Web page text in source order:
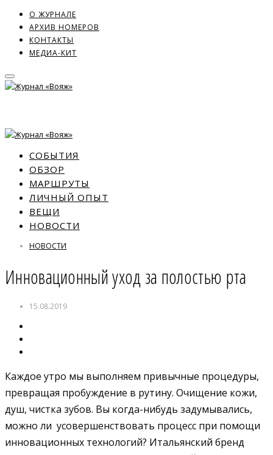
О ЖУРНАЛЕ
АРХИВ НОМЕРОВ
КОНТАКТЫ
МЕДИА-КИТ
СОБЫТИЯ
ОБЗОР
МАРШРУТЫ
ЛИЧНЫЙ ОПЫТ
ВЕЩИ
НОВОСТИ
НОВОСТИ
Инновационный уход за полостью рта
15.08.2019
Каждое утро мы выполняем привычные процедуры,
превращая пробуждение в рутину. Очищение кожи,
душ, чистка зубов. Вы когда-нибудь задумывались,
можно ли усовершенствовать процесс при помощи
инновационных технологий? Итальянский бренд